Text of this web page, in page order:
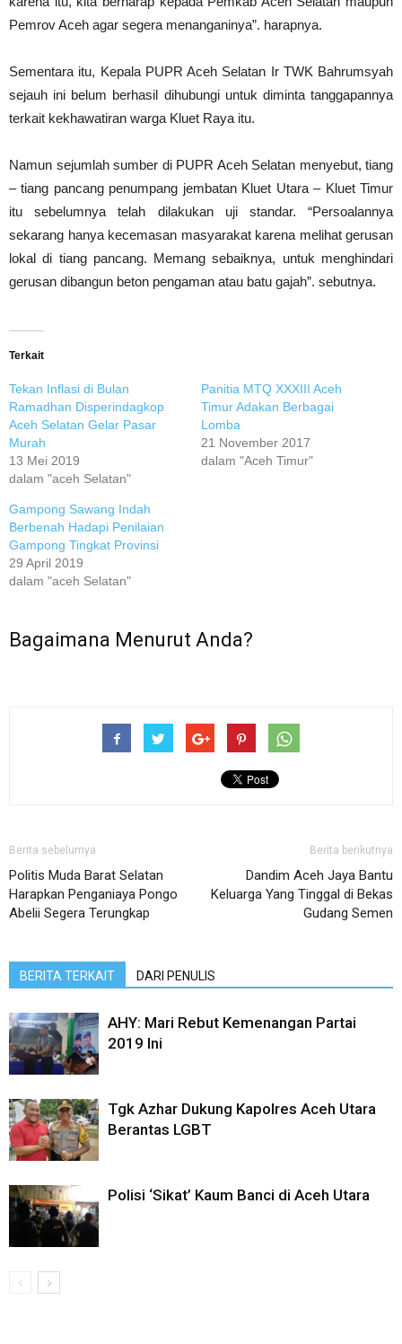
Pemrov Aceh agar segera menanganinya”. harapnya.
Sementara itu, Kepala PUPR Aceh Selatan Ir TWK Bahrumsyah
sejauh ini belum berhasil dihubungi untuk diminta tanggapannya
terkait kekhawatiran warga Kluet Raya itu.
Namun sejumlah sumber di PUPR Aceh Selatan menyebut, tiang
– tiang pancang penumpang jembatan Kluet Utara – Kluet Timur
itu sebelumnya telah dilakukan uji standar. “Persoalannya
sekarang hanya kecemasan masyarakat karena melihat gerusan
lokal di tiang pancang. Memang sebaiknya, untuk menghindari
gerusan dibangun beton pengaman atau batu gajah”. sebutnya.
Terkait
Tekan Inflasi di Bulan
Ramadhan Disperindagkop
Aceh Selatan Gelar Pasar
Murah
13 Mei 2019
dalam "aceh Selatan"
Panitia MTQ XXXIII Aceh
Timur Adakan Berbagai
Lomba
21 November 2017
dalam "Aceh Timur"
Gampong Sawang Indah
Berbenah Hadapi Penilaian
Gampong Tingkat Provinsi
29 April 2019
dalam "aceh Selatan"
Bagaimana Menurut Anda?
Berita sebelumya
Politis Muda Barat Selatan
Harapkan Penganiaya Pongo
Abelii Segera Terungkap
Berita berikutnya
Dandim Aceh Jaya Bantu
Keluarga Yang Tinggal di Bekas
Gudang Semen
BERITA TERKAIT DARI PENULIS
AHY: Mari Rebut Kemenangan Partai
2019 Ini
Tgk Azhar Dukung Kapolres Aceh Utara
Berantas LGBT
Polisi ‘Sikat’ Kaum Banci di Aceh Utara